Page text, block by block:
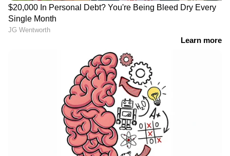
കനത്ത മഴ തുടരുമെന്ന് മുന്നറിയിപ്പ്